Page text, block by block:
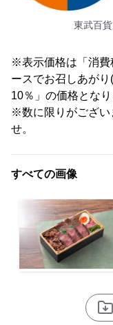
東武百
※表示価格は「消費
ースでお召しあが
10％」の価格となり
※数に限りがござい
せ。
すべての画像